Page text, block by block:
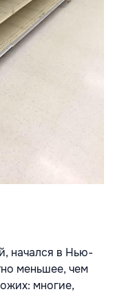
начался в Нью-
меньшее, чем
многие,